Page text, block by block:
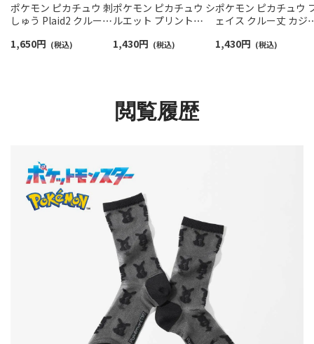
ポケモン ピカチュウ 刺
しゅう Plaid2 クルー丈
ディース 日本製
1,650円 (税込)
ポケモン ピカチュウ シ
ルエット プリント
アル ソックス レディー
1,430円 (税込)
ポケモン ピカチュウ
ェイス クルー丈 カジ
ス 日本製 03307006
1,430円 (税込)
閲覧履歴